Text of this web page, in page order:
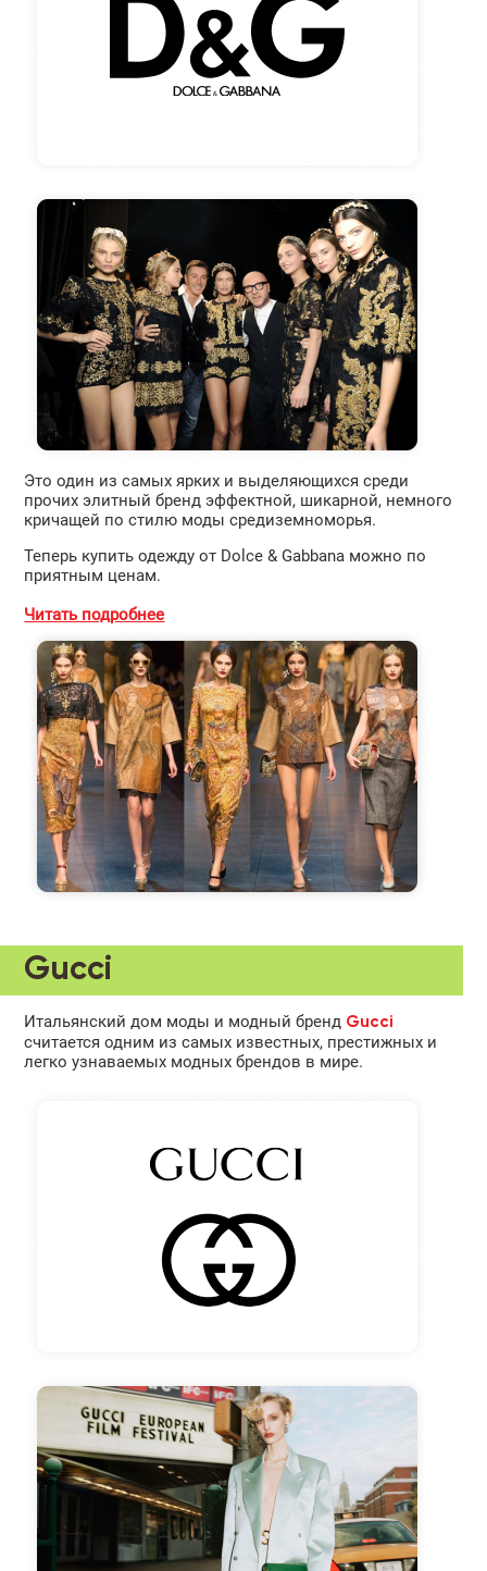
Это один из самых ярких и выделяющихся среди
прочих элитный бренд эффектной, шикарной, немного
кричащей по стилю моды средиземноморья.
Теперь купить одежду от Dolce & Gabbana можно по
приятным ценам.
Читать подробнее
Gucci
Итальянский дом моды и модный бренд Gucci
считается одним из самых известных, престижных и
легко узнаваемых модных брендов в мире.